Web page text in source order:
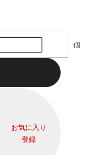
個
お気に入り
登録